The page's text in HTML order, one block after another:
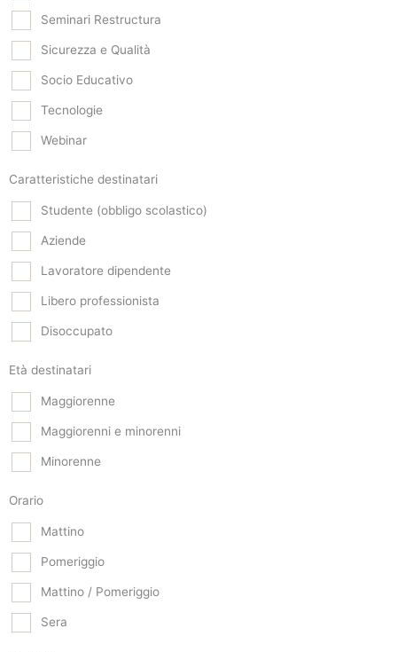
Seminari Restructura
Sicurezza e Qualità
Socio Educativo
Tecnologie
Webinar
Caratteristiche destinatari
Studente (obbligo scolastico)
Aziende
Lavoratore dipendente
Libero professionista
Disoccupato
Età destinatari
Maggiorenne
Maggiorenni e minorenni
Minorenne
Orario
Mattino
Pomeriggio
Mattino / Pomeriggio
Sera